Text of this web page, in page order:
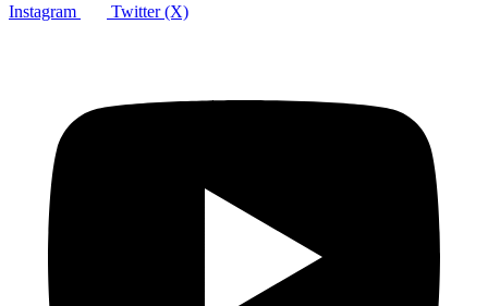
Instagram Twitter (X)